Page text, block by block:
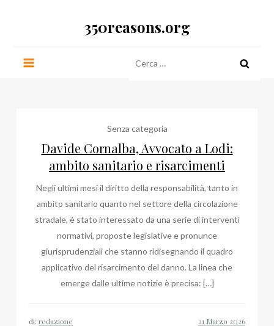
350reasons.org
per:
Senza categoria
Davide Cornalba, Avvocato a Lodi:
ambito sanitario e risarcimenti
Negli ultimi mesi il diritto della responsabilità, tanto in
ambito sanitario quanto nel settore della circolazione
stradale, è stato interessato da una serie di interventi
normativi, proposte legislative e pronunce
giurisprudenziali che stanno ridisegnando il quadro
applicativo del risarcimento del danno. La linea che
emerge dalle ultime notizie è precisa: […]
di:redazione